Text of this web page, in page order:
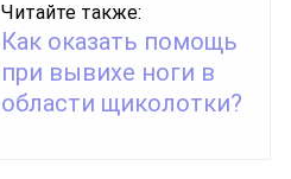
Читайте также:
Как оказать помощь
при вывихе ноги в
области щиколотки?